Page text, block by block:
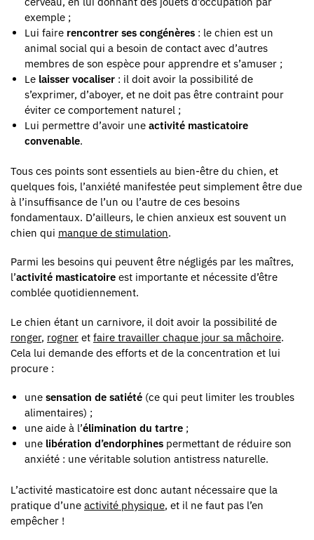
exemple ;
Lui faire rencontrer ses congénères : le chien est un
animal social qui a besoin de contact avec d’autres
membres de son espèce pour apprendre et s’amuser ;
Le laisser vocaliser : il doit avoir la possibilité de
s’exprimer, d’aboyer, et ne doit pas être contraint pour
éviter ce comportement naturel ;
Lui permettre d’avoir une activité masticatoire
convenable.
Tous ces points sont essentiels au bien-être du chien, et
quelques fois, l’anxiété manifestée peut simplement être due
à l’insuffisance de l’un ou l’autre de ces besoins
fondamentaux. D’ailleurs, le chien anxieux est souvent un
chien qui manque de stimulation.
Parmi les besoins qui peuvent être négligés par les maîtres,
l’activité masticatoire est importante et nécessite d’être
comblée quotidiennement.
Le chien étant un carnivore, il doit avoir la possibilité de
ronger, rogner et faire travailler chaque jour sa mâchoire.
Cela lui demande des efforts et de la concentration et lui
procure :
une sensation de satiété (ce qui peut limiter les troubles
alimentaires) ;
une aide à l’élimination du tartre ;
une libération d’endorphines permettant de réduire son
anxiété : une véritable solution antistress naturelle.
L’activité masticatoire est donc autant nécessaire que la
pratique d’une activité physique, et il ne faut pas l’en
empêcher !